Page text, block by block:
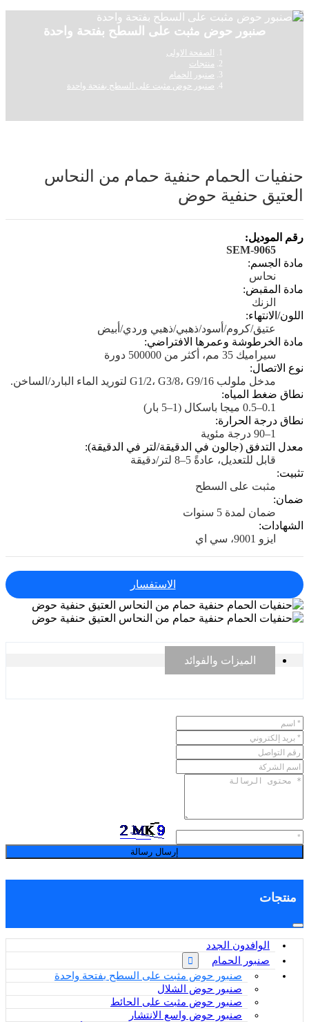
صنبور حوض مثبت على السطح بفتحة واحدة
الصفحة الاولى
منتجات
صنبور الحمام
صنبور حوض مثبت على السطح بفتحة واحدة
حنفيات الحمام حنفية حمام من النحاس
العتيق حنفية حوض
رقم الموديل:
SEM-9065
مادة الجسم:
نحاس
مادة المقبض:
الزنك
اللون/الانتهاء:
عتيق/كروم/أسود/ذهبي/ذهبي وردي/أبيض
مادة الخرطوشة وعمرها الافتراضي:
سيراميك 35 مم، أكثر من 500000 دورة
نوع الاتصال:
مدخل ملولب G1/2، G3/8، G9/16 لتوريد الماء البارد/الساخن.
نطاق ضغط المياه:
0.1–0.5 ميجا باسكال (1–5 بار)
نطاق درجة الحرارة:
1–90 درجة مئوية
معدل التدفق (جالون في الدقيقة/لتر في الدقيقة):
قابل للتعديل، عادةً 5–8 لتر/دقيقة
تثبيت:
مثبت على السطح
ضمان:
ضمان لمدة 5 سنوات
الشهادات:
ايزو 9001، سي اي
الاستفسار
الميزات والفوائد
إرسال رسالة
منتجات
الوافدون الجدد
صنبور الحمام
صنبور حوض مثبت على السطح بفتحة واحدة
صنبور حوض الشلال
صنبور حوض مثبت على الحائط
صنبور حوض واسع الانتشار